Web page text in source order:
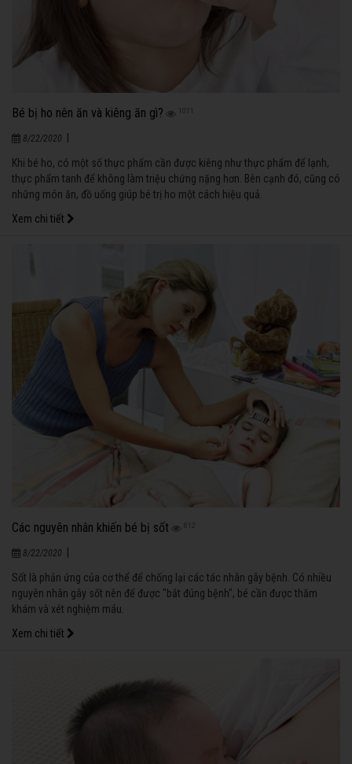
Bé bị ho nên ăn và kiêng ăn gì?
8/22/2020
Khi bé ho, có một số thực phẩm cần được kiêng như thực phẩm để lạnh,
thực phẩm tanh để không làm triệu chứng nặng hơn. Bên cạnh đó, cũng có
những món ăn, đồ uống giúp bé trị ho một cách hiệu quả.
Xem chi tiết
Các nguyên nhân khiến bé bị sốt 812
8/22/2020
Sốt là phản ứng của cơ thể để chống lại các tác nhân gây bệnh. Có nhiều
nguyên nhân gây sốt nên để được "bắt đúng bệnh", bé cần được thăm
khám và xét nghiệm máu.
Xem chi tiết